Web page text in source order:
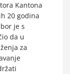
Kantona
20 godina
je s
da u
za